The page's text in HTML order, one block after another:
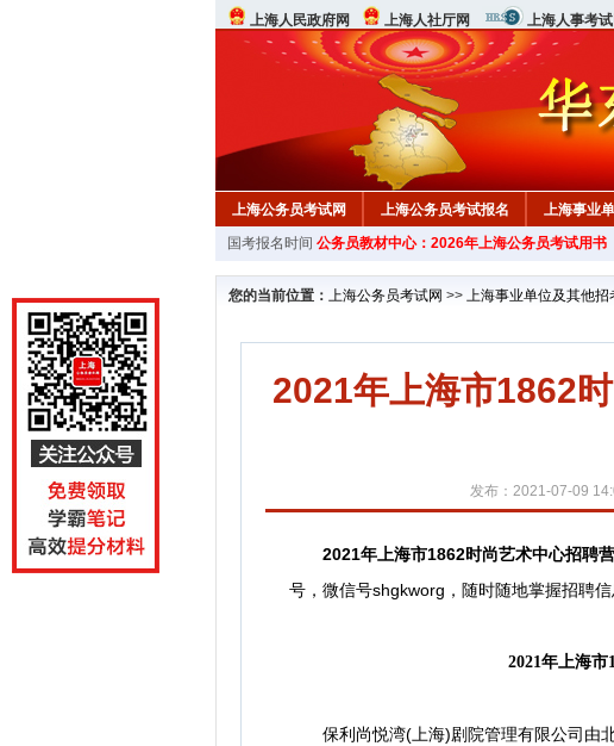
上海人民政府网 上海人社厅网 上海人事考试
上海公务员考试网 上海公务员考试报名 上海事业
行测真题 在线咨询 教材中心
国考报名时间 公务员教材中心：2026年上海公务员考试用书
您的当前位置： 上海公务员考试网 >> 上海事业单位及其他招
2021年上海市1862
发布：2021-07-09
2021年上海市1862时尚艺术中心招聘营
号，微信号shgkworg， 随时随地掌握招聘信
2021年上海
保利尚悦湾(上海)剧院管理有限公司由北